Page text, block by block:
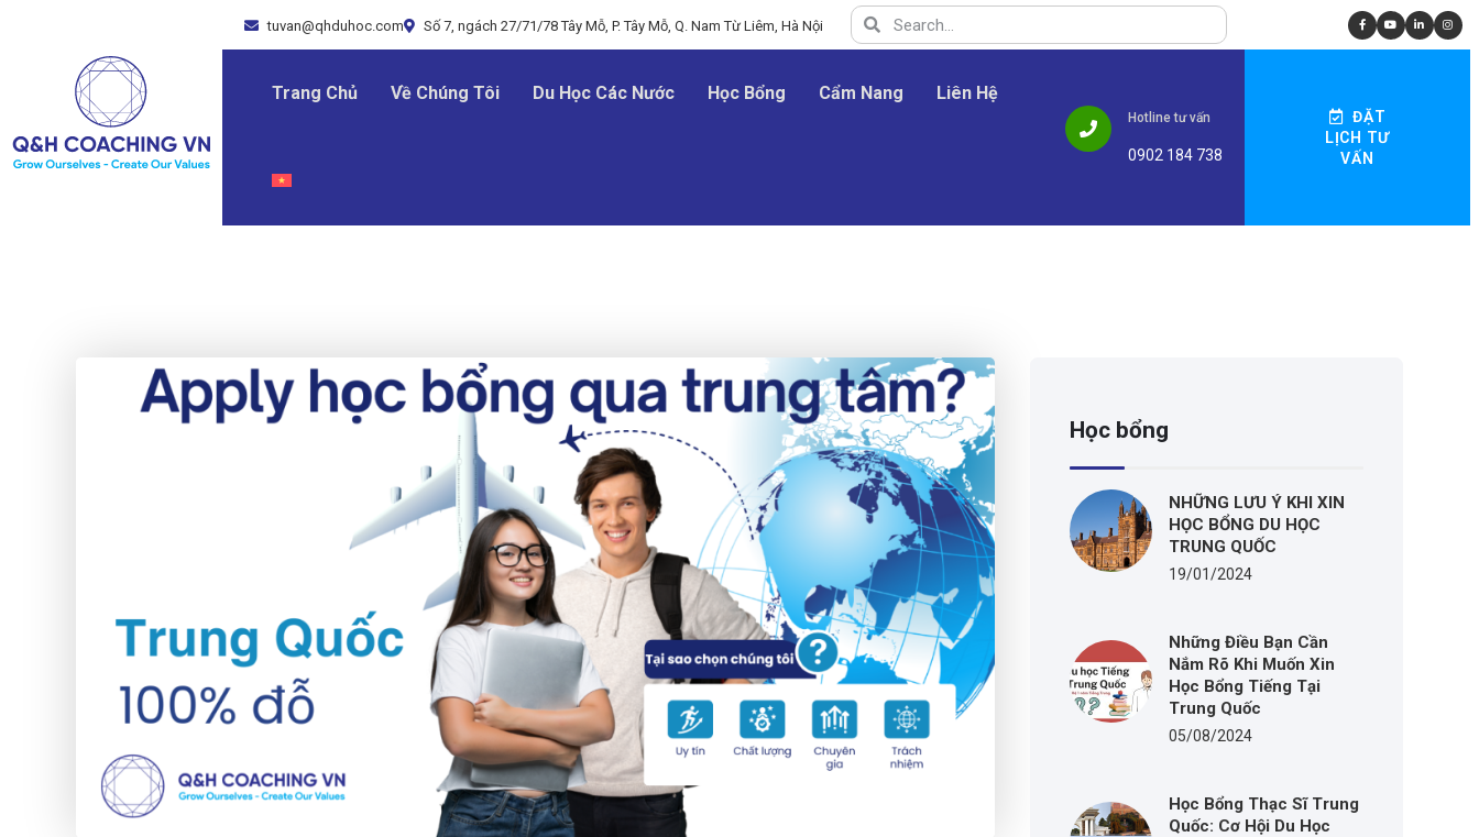
tuvan@qhduhoc.com Số 7, ngách 27/71/78 Tây Mỗ, P. Tây Mỗ, Q. Nam Từ Liêm, Hà Nội
Trang Chủ Về Chúng Tôi Du Học Các Nước Học Bổng Cẩm Nang Liên Hệ
Hotline tư vấn
0902 184 738
ĐẶT
LỊCH TƯ
VẤN
Học bổng
NHỮNG LƯU Ý KHI XIN
HỌC BỔNG DU HỌC
TRUNG QUỐC
19/01/2024
Những Điều Bạn Cần
Nắm Rõ Khi Muốn Xin
Học Bổng Tiếng Tại
Trung Quốc
05/08/2024
Học Bổng Thạc Sĩ Trung
Quốc: Cơ Hội Du Học